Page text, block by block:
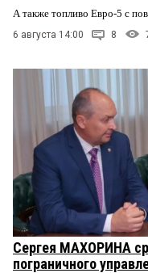
А также топливо Евро-5 с
6 августа 14:00 8
Сергея МАХОРИНА
пограничного